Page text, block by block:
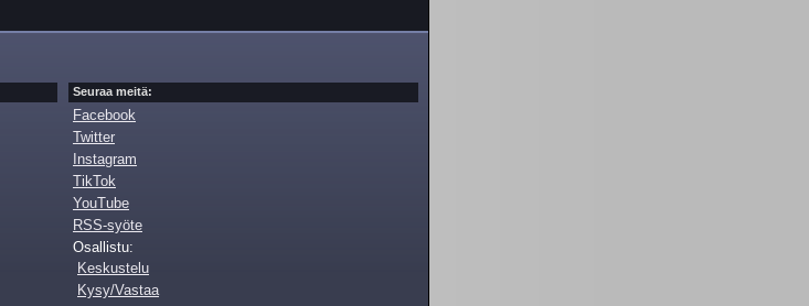
Seuraa meitä:
Facebook
Twitter
Instagram
TikTok
YouTube
RSS-syöte
Osallistu:
Keskustelu
Kysy/Vastaa